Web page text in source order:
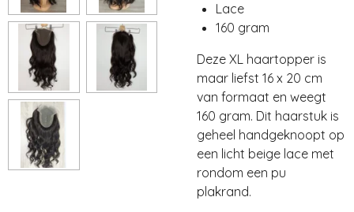
Lace
160 gram
Deze XL haartopper is
maar liefst 16 x 20 cm
van formaat en weegt
160 gram. Dit haarstuk is
geheel handgeknoopt op
een licht beige lace met
rondom een pu
plakrand.